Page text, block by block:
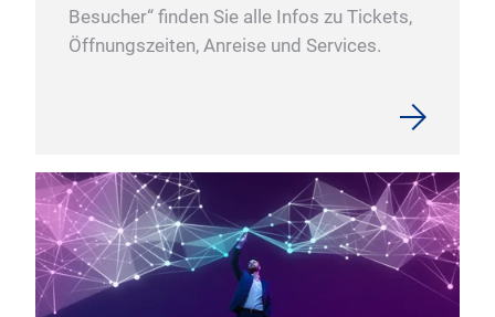
Besucher“ finden Sie alle Infos zu Tickets,
Öffnungszeiten, Anreise und Services.